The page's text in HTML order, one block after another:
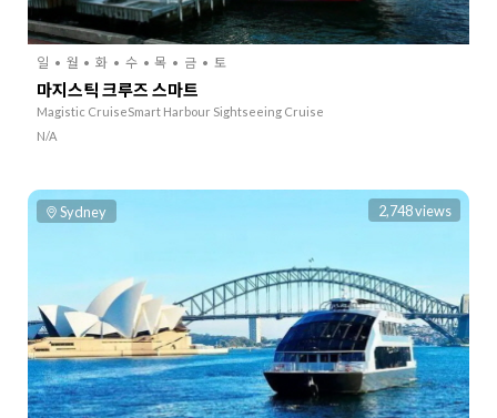
일 월 화 수 목 금 토
마지스틱 크루즈 스마트
Magistic CruiseSmart Harbour Sightseeing Cruise
N/A
Sydney 2,748 views